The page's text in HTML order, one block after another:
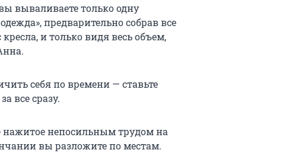
вываливаете только одну
предварительно собрав все
и только видя весь объем,
себя по времени — ставьте
все сразу.
нажитое непосильным трудом на
вы разложите по местам.